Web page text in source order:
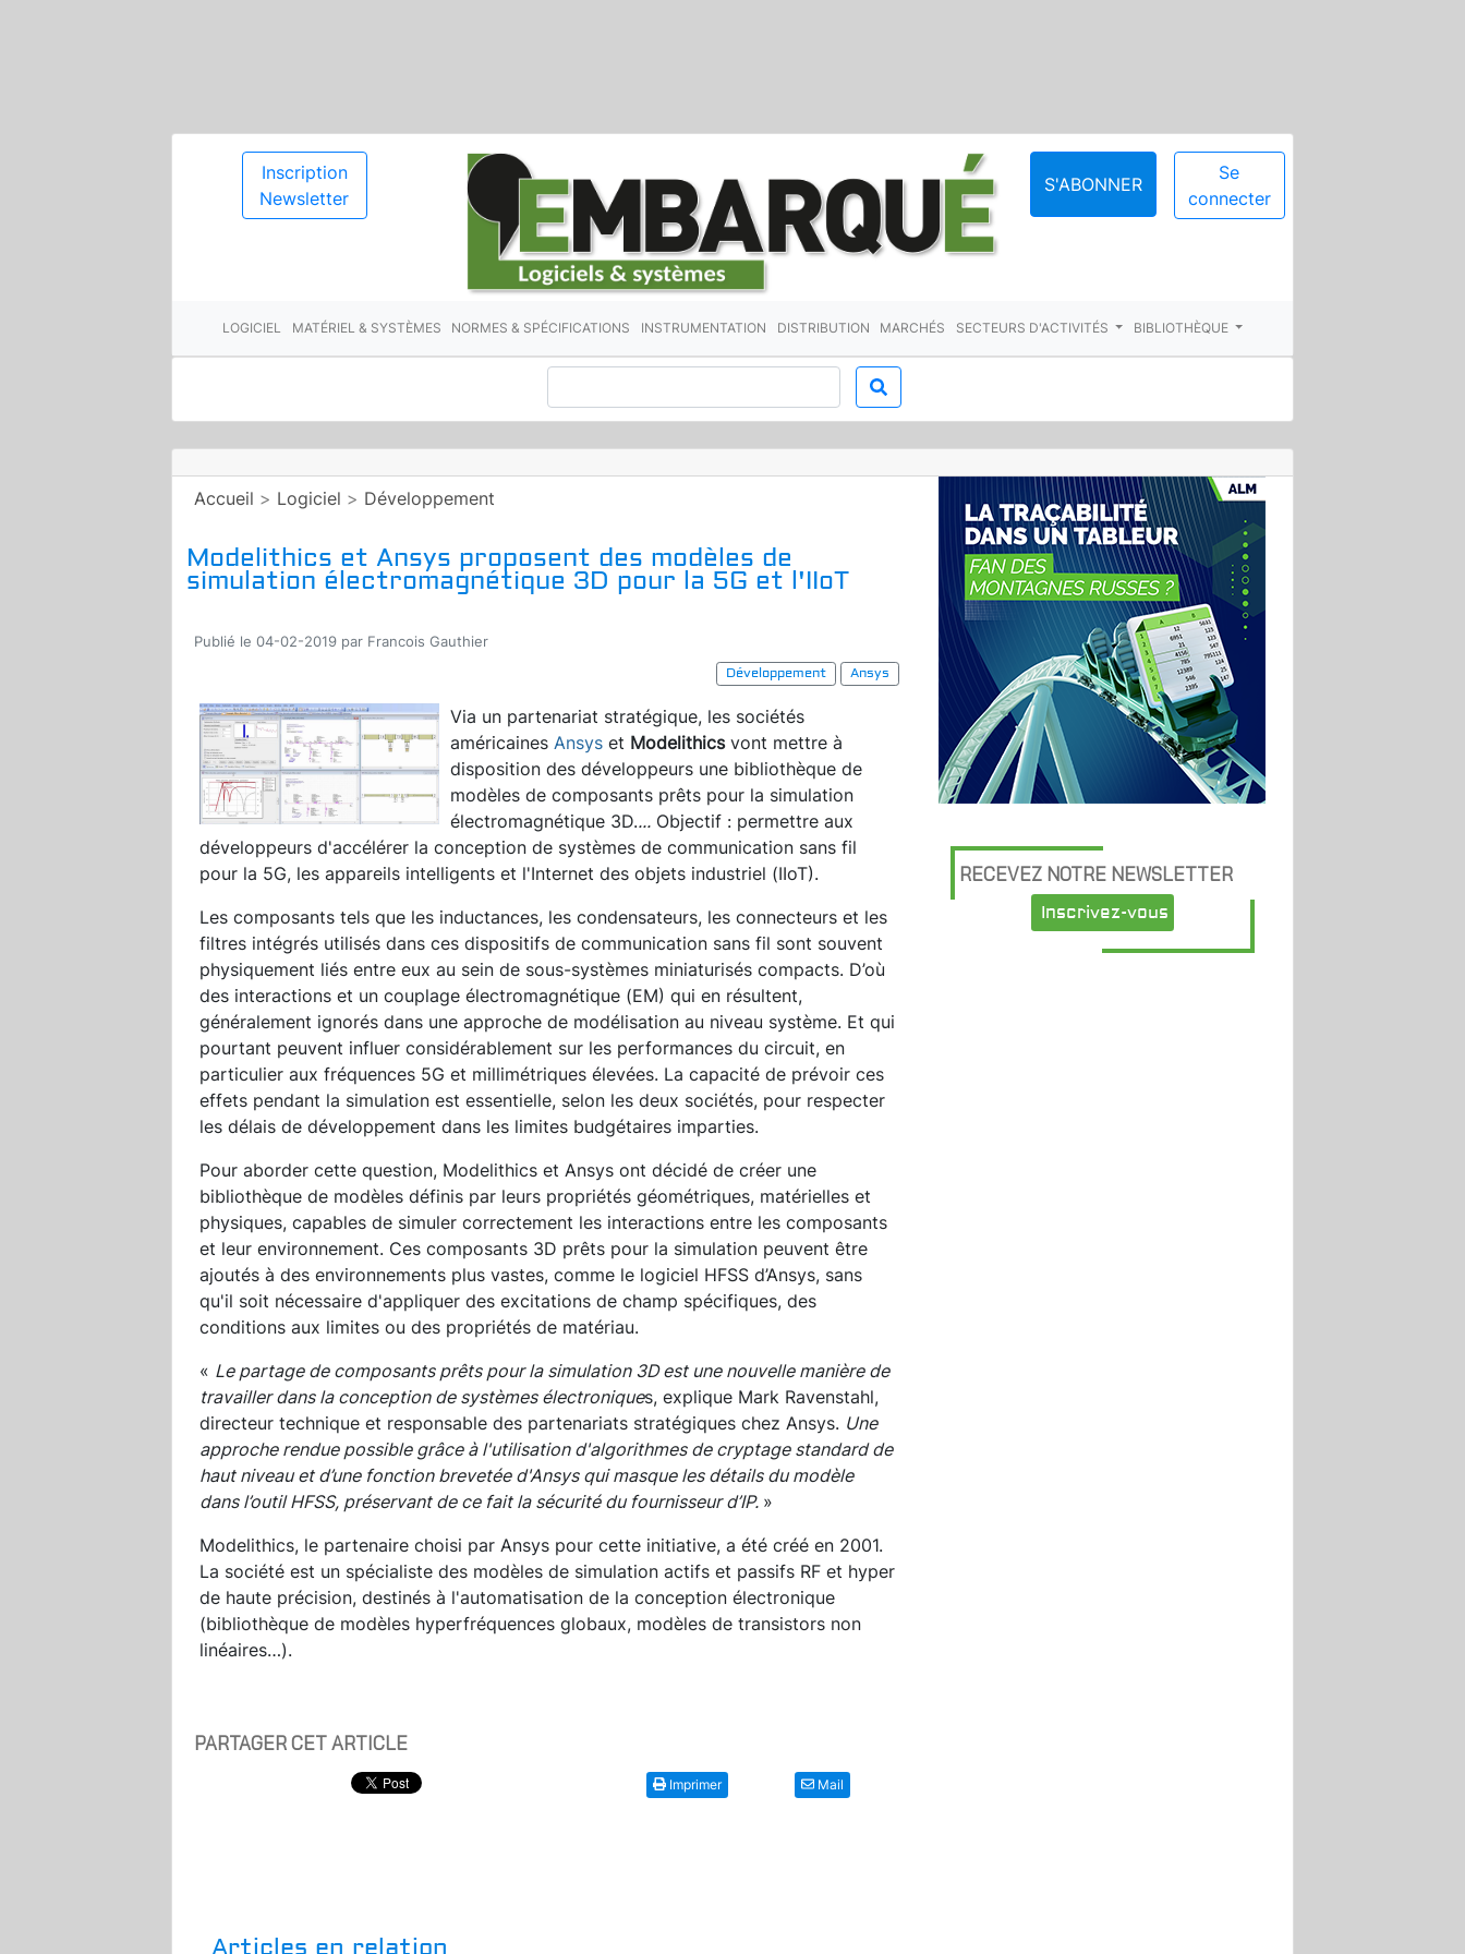
Inscription
Newsletter
S'ABONNER
Se
connecter
LOGICIEL MATÉRIEL & SYSTÈMES NORMES & SPÉCIFICATIONS INSTRUMENTATION DISTRIBUTION MARCHÉS SECTEURS D'ACTIVITÉS BIBLIOTHÈQUE
Accueil > Logiciel > Développement
Modelithics et Ansys proposent des modèles de
simulation électromagnétique 3D pour la 5G et l'IIoT
Publié le 04-02-2019 par Francois Gauthier
Développement
Ansys
Via un partenariat stratégique, les sociétés
américaines Ansys et Modelithicsvont mettre à
disposition des développeurs une bibliothèque de
modèles de composants prêts pour la simulation
électromagnétique 3D.... Objectif : permettre aux
développeurs d'accélérer la conception de systèmes de communication sans fil
pour la 5G, les appareils intelligents et l'Internet des objets industriel (IIoT).
Les composants tels que les inductances, les condensateurs, les connecteurs et les
filtres intégrés utilisés dans ces dispositifs de communication sans fil sont souvent
physiquement liés entre eux au sein de sous-systèmes miniaturisés compacts. D’où
des interactions et un couplage électromagnétique (EM) qui en résultent,
généralement ignorés dans une approche de modélisation au niveau système. Et qui
pourtant peuvent influer considérablement sur les performances du circuit, en
particulier aux fréquences 5G et millimétriques élevées. La capacité de prévoir ces
effets pendant la simulation est essentielle, selon les deux sociétés, pour respecter
les délais de développement dans les limites budgétaires imparties.
Pour aborder cette question, Modelithics et Ansys ont décidé de créer une
bibliothèque de modèles définis par leurs propriétés géométriques, matérielles et
physiques, capables de simuler correctement les interactions entre les composants
et leur environnement. Ces composants 3D prêts pour la simulation peuvent être
ajoutés à des environnements plus vastes, comme le logiciel HFSS d’Ansys, sans
qu'il soit nécessaire d'appliquer des excitations de champ spécifiques, des
conditions aux limites ou des propriétés de matériau.
« Le partage de composants prêts pour la simulation 3D est une nouvelle manière de
travailler dans la conception de systèmes électroniques, explique Mark Ravenstahl,
directeur technique et responsable des partenariats stratégiques chez Ansys. Une
approche rendue possible grâce à l'utilisation d'algorithmes de cryptage standard de
haut niveau et d’une fonction brevetée d'Ansys qui masque les détails du modèle
dans l’outil HFSS, préservant de ce fait la sécurité du fournisseur d’IP. »
Modelithics, le partenaire choisi par Ansys pour cette initiative, a été créé en 2001.
La société est un spécialiste des modèles de simulation actifs et passifs RF et hyper
de haute précision, destinés à l'automatisation de la conception électronique
(bibliothèque de modèles hyperfréquences globaux, modèles de transistors non
linéaires…).
PARTAGER CET ARTICLE
Imprimer Mail
Articles en relation
RECEVEZ NOTRE NEWSLETTER
Inscrivez-vous